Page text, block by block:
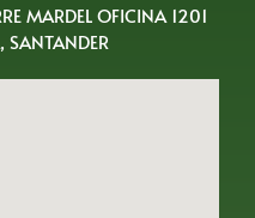
MARDEL OFICINA 1201